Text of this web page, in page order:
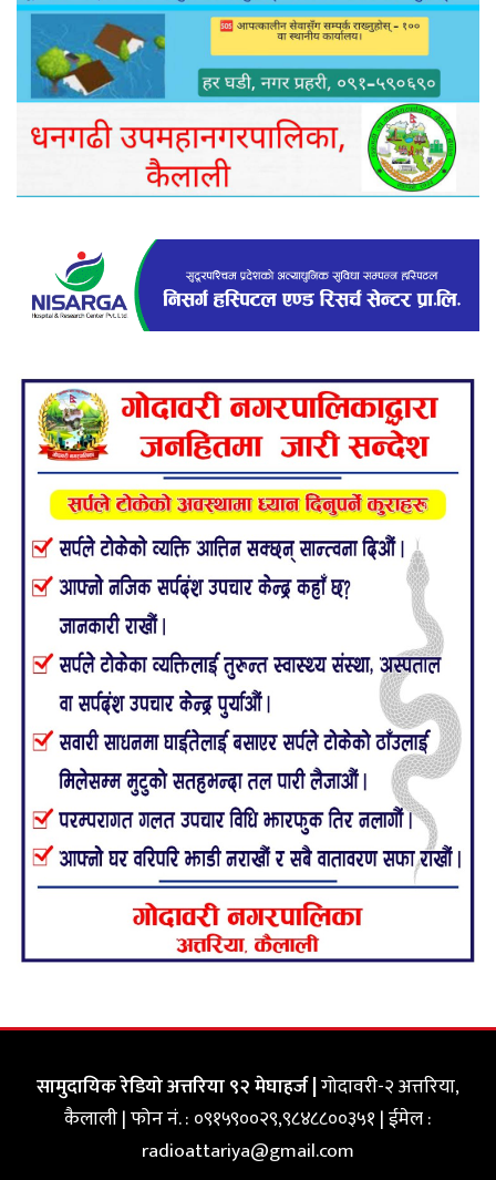
सामुदायिक रेडियो अत्तरिया ९२ मेघाहर्ज |गोदावरी-२ अत्तरिया,
कैलाली | फोन नं. : ०९१५९००२९,९८४८८००३५१ | ईमेल :
radioattariya@gmail.com